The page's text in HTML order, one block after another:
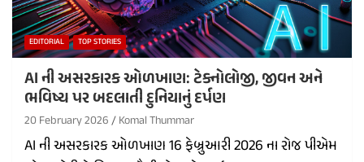
EDITORIAL TOP STORIES
AI ની અસરકારક ઓળખાણ: ટેક્નોલોજી, જીવન અને
ભવિષ્ય પર બદલાતી દુનિયાનું દર્પણ
20 February 2026 Komal Thummar
AI ની અસરકારક ઓળખાણ 16 ફેબ્રુઆરી 2026 ના રોજ પીએમ